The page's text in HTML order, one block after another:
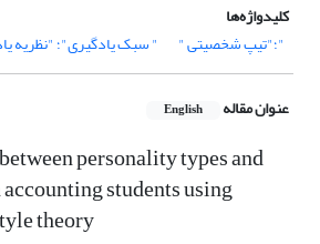
کلیدواژه‌ها
"؛"تیپ شخصیتی "
" سبک یادگیری"؛ "نظریه
عنوان مقاله English
personality types and
students using
theory